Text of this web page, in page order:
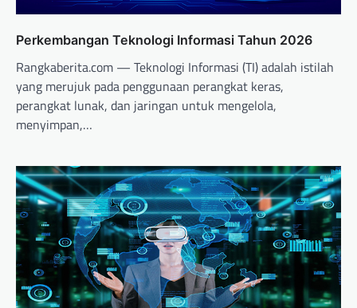
Perkembangan Teknologi Informasi Tahun 2026
Rangkaberita.com — Teknologi Informasi (TI) adalah istilah
yang merujuk pada penggunaan perangkat keras,
perangkat lunak, dan jaringan untuk mengelola,
menyimpan,…